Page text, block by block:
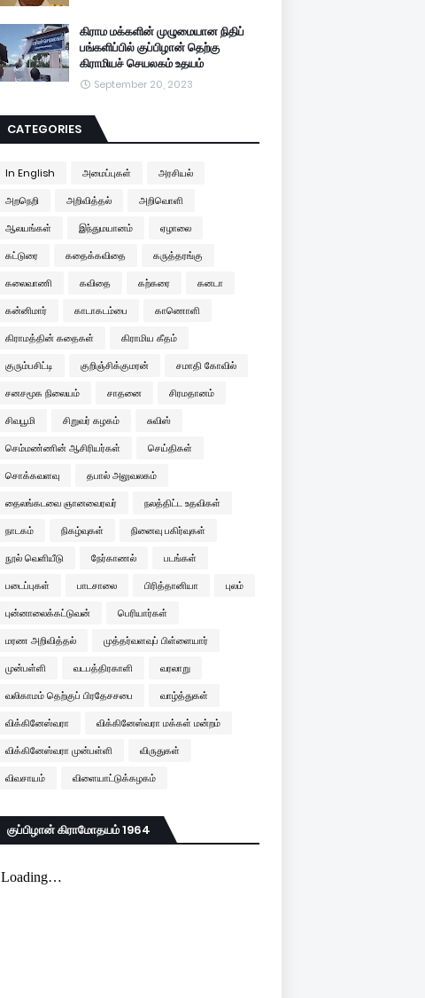
கிராம மக்களின் முழுமையான நிதிப்
பங்களிப்பில் குப்பிழான் தெற்கு
கிராமியச் செயலகம் உதயம்
September 20, 2023
CATEGORIES
In English அமைப்புகள்
அரசியல்
அறநெறி
அறிவித்தல்
அறிவொளி
ஆலயங்கள்
இந்துமயானம்
ஏழாலை
கட்டுரை
கதைக்கவிதை
கருத்தரங்கு
கலைவாணி
கவிதை கற்கரை
கனடா
கன்னிமார்
காடாகடம்பை
காணொளி
கிராமத்தின் கதைகள்
கிராமிய கீதம்
குரும்பசிட்டி
குறிஞ்சிக்குமரன்
சமாதி கோவில்
சனசமூக நிலையம்
சாதனை
சிரமதானம்
சிவபூமி
சிறுவர் கழகம்
சுவிஸ்
செம்மண்ணின் ஆசிரியர்கள்
செய்திகள்
சொக்கவளவு
தபால் அலுவலகம்
தைலங்கடவை ஞானவைரவர்
நலத்திட்ட உதவிகள்
நாடகம்
நிகழ்வுகள்
நினைவு பகிர்வுகள்
நூல் வெளியீடு
நேர்காணல்
படங்கள்
படைப்புகள்
பாடசாலை பிரித்தானியா
புலம்
புன்னாலைக்கட்டுவன்
பெரியார்கள்
மரண அறிவித்தல்
முத்தர்வளவுப் பிள்ளையார்
முன்பள்ளி
வடபத்திரகாளி
வரலாறு
வலிகாமம் தெற்குப் பிரதேசசபை
வாழ்த்துகள்
விக்கினேஸ்வரா
விக்கினேஸ்வரா மக்கள் மன்றம்
விக்கினேஸ்வரா முன்பள்ளி
விருதுகள்
விவசாயம்
விளையாட்டுக்கழகம்
குப்பிழான் கிராமோதயம் 1964